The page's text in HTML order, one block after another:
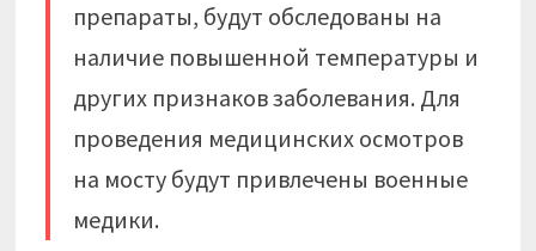
препараты, будут обследованы на
наличие повышенной температуры и
других признаков заболевания. Для
проведения медицинских осмотров
на мосту будут привлечены военные
медики.